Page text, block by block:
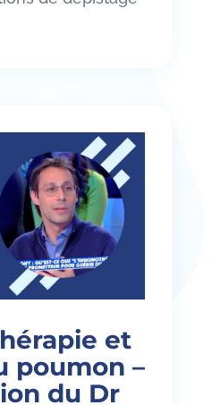
et
poumon –
du Dr